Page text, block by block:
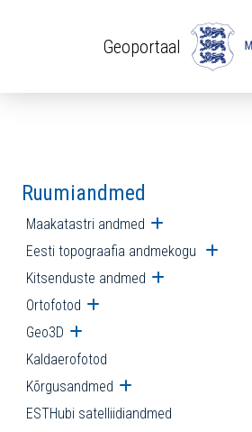
Geoportaal
Ruumiandmed
Maakatastri andmed Ava
Eesti topograafia andmekogu Ava
Kitsenduste andmed Ava
Ortofotod Ava alammenüü
Geo3D Ava alammenüü
Kaldaerofotod
Kõrgusandmed Ava alammenüü
ESTHubi satelliidiandmed